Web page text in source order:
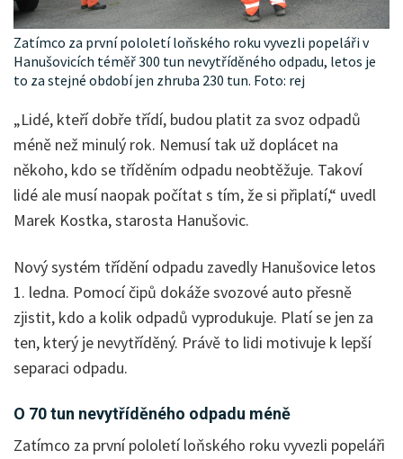
Zatímco za první pololetí loňského roku vyvezli popeláři v
Hanušovicích téměř 300 tun nevytříděného odpadu, letos je
to za stejné období jen zhruba 230 tun. Foto: rej
„Lidé, kteří dobře třídí, budou platit za svoz odpadů
méně než minulý rok. Nemusí tak už doplácet na
někoho, kdo se tříděním odpadu neobtěžuje. Takoví
lidé ale musí naopak počítat s tím, že si připlatí,“ uvedl
Marek Kostka, starosta Hanušovic.
Nový systém třídění odpadu zavedly Hanušovice letos
1. ledna. Pomocí čipů dokáže svozové auto přesně
zjistit, kdo a kolik odpadů vyprodukuje. Platí se jen za
ten, který je nevytříděný. Právě to lidi motivuje k lepší
separaci odpadu.
O 70 tun nevytříděného odpadu méně
Zatímco za první pololetí loňského roku vyvezli popeláři